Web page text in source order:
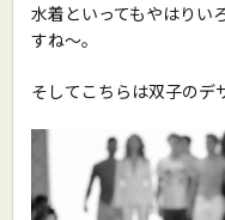
水着といってもやはりい
すね〜。
そしてこちらは双子のデ